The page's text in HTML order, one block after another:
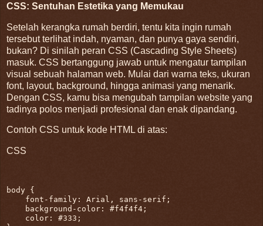
CSS: Sentuhan Estetika yang Memukau
Setelah kerangka rumah berdiri, tentu kita ingin rumah
tersebut terlihat indah, nyaman, dan punya gaya sendiri,
bukan? Di sinilah peran CSS (Cascading Style Sheets)
masuk. CSS bertanggung jawab untuk mengatur tampilan
visual sebuah halaman web. Mulai dari warna teks, ukuran
font, layout, background, hingga animasi yang menarik.
Dengan CSS, kamu bisa mengubah tampilan website yang
tadinya polos menjadi profesional dan enak dipandang.
Contoh CSS untuk kode HTML di atas:
CSS
body {
font-family : Arial, sans-serif;
background-color : #f4f4f4 ;
color : #333 ;